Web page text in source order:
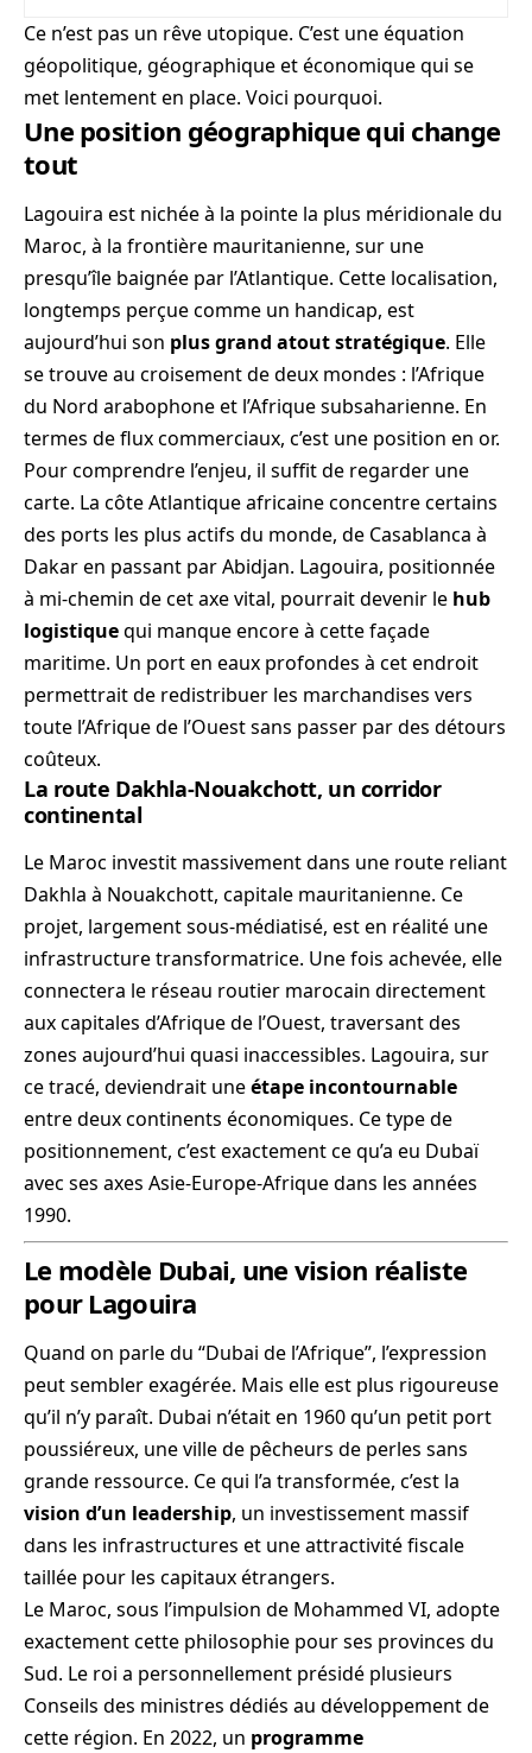
Ce n’est pas un rêve utopique. C’est une équation
géopolitique, géographique et économique qui se
met lentement en place. Voici pourquoi.
Une position géographique qui change
tout
Lagouira est nichée à la pointe la plus méridionale du
Maroc, à la frontière mauritanienne, sur une
presqu’île baignée par l’Atlantique. Cette localisation,
longtemps perçue comme un handicap, est
aujourd’hui son plus grand atout stratégique. Elle
se trouve au croisement de deux mondes : l’Afrique
du Nord arabophone et l’Afrique subsaharienne. En
termes de flux commerciaux, c’est une position en or.
Pour comprendre l’enjeu, il suffit de regarder une
carte. La côte Atlantique africaine concentre certains
des ports les plus actifs du monde, de Casablanca à
Dakar en passant par Abidjan. Lagouira, positionnée
à mi-chemin de cet axe vital, pourrait devenir le hub
logistiquequi manque encore à cette façade
maritime. Un port en eaux profondes à cet endroit
permettrait de redistribuer les marchandises vers
toute l’Afrique de l’Ouest sans passer par des détours
coûteux.
La route Dakhla-Nouakchott, un corridor
continental
Le Maroc investit massivement dans une route reliant
Dakhla à Nouakchott, capitale mauritanienne. Ce
projet, largement sous-médiatisé, est en réalité une
infrastructure transformatrice. Une fois achevée, elle
connectera le réseau routier marocain directement
aux capitales d’Afrique de l’Ouest, traversant des
zones aujourd’hui quasi inaccessibles. Lagouira, sur
ce tracé, deviendrait uneétape incontournable
entre deux continents économiques. Ce type de
positionnement, c’est exactement ce qu’a eu Dubaï
avec ses axes Asie-Europe-Afrique dans les années
1990.
Le modèle Dubai, une vision réaliste
pour Lagouira
Quand on parle du “Dubai de l’Afrique”, l’expression
peut sembler exagérée. Mais elle est plus rigoureuse
qu’il n’y paraît. Dubai n’était en 1960 qu’un petit port
poussiéreux, une ville de pêcheurs de perles sans
grande ressource. Ce qui l’a transformée, c’est la
vision d’un leadership, un investissement massif
dans les infrastructures et une attractivité fiscale
taillée pour les capitaux étrangers.
Le Maroc, sous l’impulsion de Mohammed VI, adopte
exactement cette philosophie pour ses provinces du
Sud. Le roi a personnellement présidé plusieurs
Conseils des ministres dédiés au développement de
cette région. En 2022, un programme